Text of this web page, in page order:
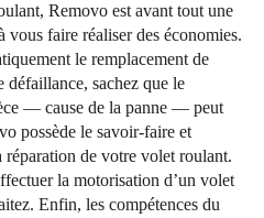
Removo est avant tout une
vous faire réaliser des économies.
le remplacement de
sachez que le
— cause de la panne — peut
possède le savoir-faire et
réparation de votre volet roulant.
la motorisation d’un volet
Enfin, les compétences du